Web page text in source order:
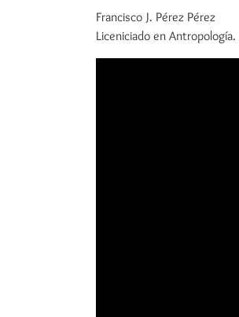
Francisco J. Pérez Pérez
Liceniciado en Antropología.